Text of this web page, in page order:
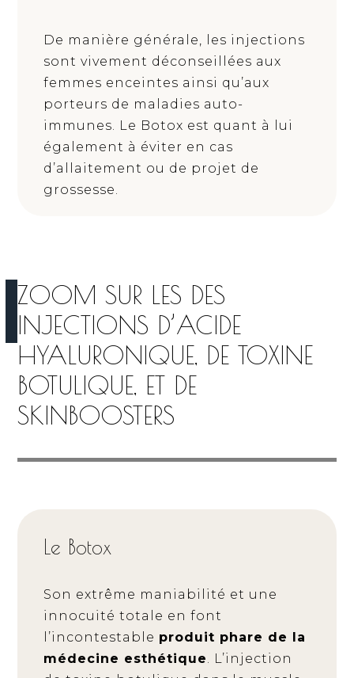
De manière générale, les injections
sont vivement déconseillées aux
femmes enceintes ainsi qu’aux
porteurs de maladies auto-
immunes. Le Botox est quant à lui
également à éviter en cas
d’allaitement ou de projet de
grossesse.
ZOOM SUR LES DES
INJECTIONS D’ACIDE
HYALURONIQUE, DE TOXINE
BOTULIQUE, ET DE
SKINBOOSTERS
Le Botox
Son extrême maniabilité et une
innocuité totale en font
l’incontestable produit phare de la
médecine esthétique. L’injection